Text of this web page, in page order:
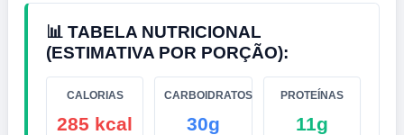
📊 TABELA NUTRICIONAL
(ESTIMATIVA POR PORÇÃO):
CALORIAS
285 kcal
CARBOIDRATOS
30g
PROTEÍNAS
11g